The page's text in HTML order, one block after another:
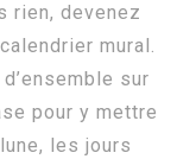
rien, devenez
mural.
sur
pour y mettre
les jours